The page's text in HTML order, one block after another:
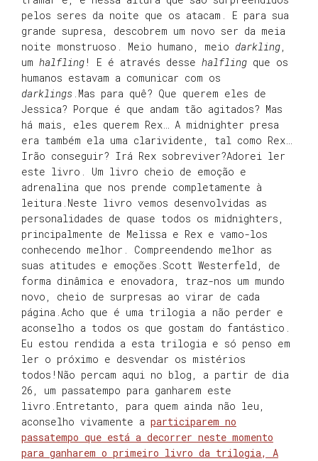
pelos seres da noite que os atacam. E para sua
grande supresa, descobrem um novo ser da meia
noite monstruoso. Meio humano, meio darkling,
um halfling! E é através desse halfling que os
humanos estavam a comunicar com os
darklings .Mas para quê? Que querem eles de
Jessica? Porque é que andam tão agitados? Mas
há mais, eles querem Rex… A midnighter presa
era também ela uma clarividente, tal como Rex…
Irão conseguir? Irá Rex sobreviver?Adorei ler
este livro. Um livro cheio de emoção e
adrenalina que nos prende completamente à
leitura.Neste livro vemos desenvolvidas as
personalidades de quase todos os midnighters,
principalmente de Melissa e Rex e vamo-los
conhecendo melhor. Compreendendo melhor as
suas atitudes e emoções.Scott Westerfeld, de
forma dinâmica e enovadora, traz-nos um mundo
novo, cheio de surpresas ao virar de cada
página.Acho que é uma trilogia a não perder e
aconselho a todos os que gostam do fantástico.
Eu estou rendida a esta trilogia e só penso em
ler o próximo e desvendar os mistérios
todos!Não percam aqui no blog, a partir de dia
26, um passatempo para ganharem este
livro.Entretanto, para quem ainda não leu,
aconselho vivamente a participarem no
passatempo que está a decorrer neste momento
para ganharem o primeiro livro da trilogia, A